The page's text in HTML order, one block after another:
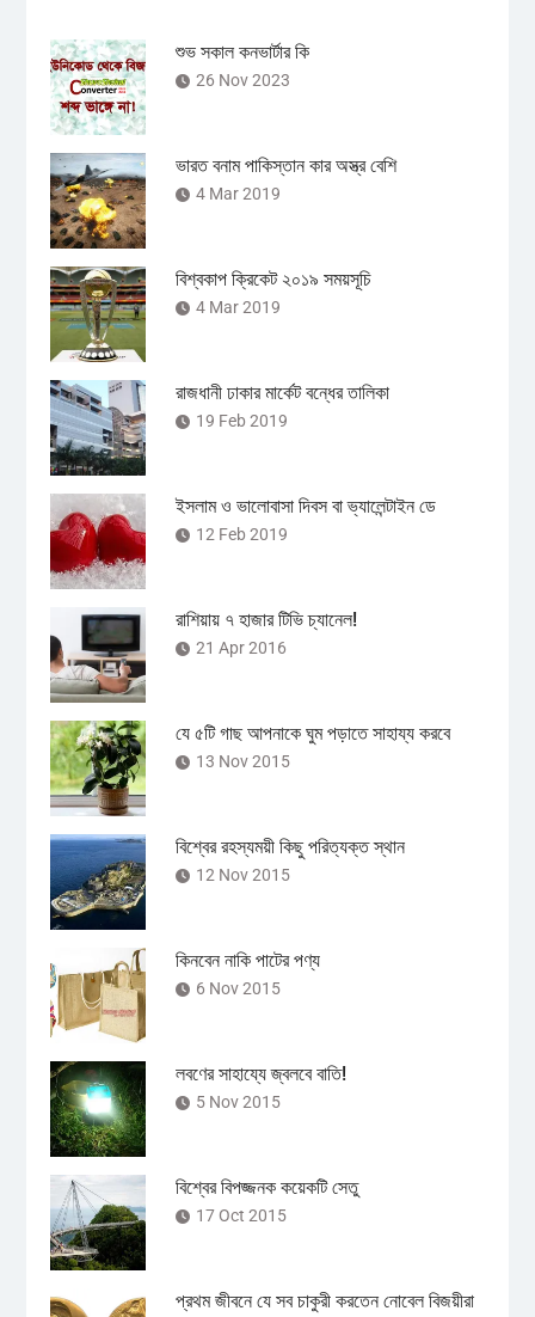
শুভ সকাল কনভার্টার কি
26 Nov 2023
ভারত বনাম পাকিস্তান কার অস্ত্র বেশি
4 Mar 2019
বিশ্বকাপ ক্রিকেট ২০১৯ সময়সূচি
4 Mar 2019
রাজধানী ঢাকার মার্কেট বন্ধের তালিকা
19 Feb 2019
ইসলাম ও ভালোবাসা দিবস বা ভ্যালেন্টাইন ডে
12 Feb 2019
রাশিয়ায় ৭ হাজার টিভি চ্যানেল!
21 Apr 2016
যে ৫টি গাছ আপনাকে ঘুম পড়াতে সাহায্য করবে
13 Nov 2015
বিশ্বের রহস্যময়ী কিছু পরিত্যক্ত স্থান
12 Nov 2015
কিনবেন নাকি পাটের পণ্য
6 Nov 2015
লবণের সাহায্যে জ্বলবে বাতি!
5 Nov 2015
বিশ্বের বিপজ্জনক কয়েকটি সেতু
17 Oct 2015
প্রথম জীবনে যে সব চাকুরী করতেন নোবেল বিজয়ীরা